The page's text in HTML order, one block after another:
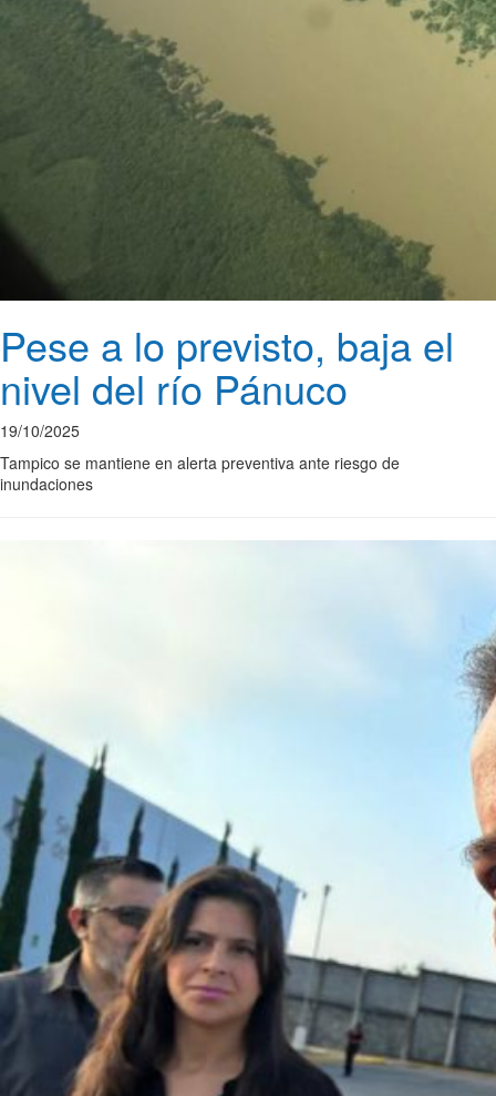
Pese a lo previsto, baja el
nivel del río Pánuco
19/10/2025
Tampico se mantiene en alerta preventiva ante riesgo de
inundaciones